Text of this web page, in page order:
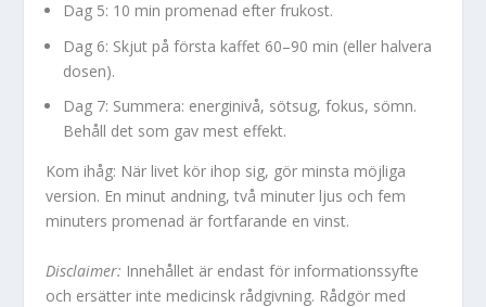
Dag 5: 10 min promenad efter frukost.
Dag 6: Skjut på första kaffet 60–90 min (eller halvera
dosen).
Dag 7: Summera: energinivå, sötsug, fokus, sömn.
Behåll det som gav mest effekt.
Kom ihåg: När livet kör ihop sig, gör minsta möjliga
version. En minut andning, två minuter ljus och fem
minuters promenad är fortfarande en vinst.
Disclaimer: Innehållet är endast för informationssyfte
och ersätter inte medicinsk rådgivning. Rådgör med